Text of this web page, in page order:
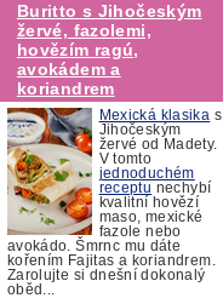
Buritto s Jihočeským
žervé, fazolemi,
hovězím ragú,
avokádem a
koriandrem
Mexická klasika s
Jihočeským
žervé od Madety.
V tomto
jednoduchém
receptu nechybí
kvalitní hovězí
maso, mexické
fazole nebo
avokádo. Šmrnc mu dáte
kořením Fajitas a koriandrem.
Zarolujte si dnešní dokonalý
oběd...